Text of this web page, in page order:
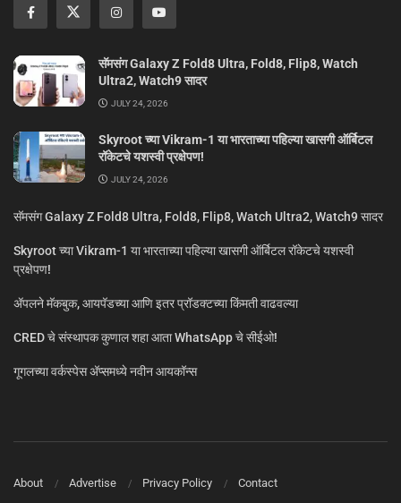
सॅमसंग Galaxy Z Fold8 Ultra, Fold8, Flip8, Watch
Ultra2, Watch9 सादर
JULY 24, 2026
Skyroot च्या Vikram-1 या भारताच्या पहिल्या खासगी ऑर्बिटल
रॉकेटचे यशस्वी प्रक्षेपण!
JULY 24, 2026
सॅमसंग Galaxy Z Fold8 Ultra, Fold8, Flip8, Watch Ultra2, Watch9 सादर
Skyroot च्या Vikram-1 या भारताच्या पहिल्या खासगी ऑर्बिटल रॉकेटचे यशस्वी
प्रक्षेपण!
ॲपलने मॅकबुक, आयपॅडच्या आणि इतर प्रॉडक्टच्या किंमती वाढवल्या
CRED चे संस्थापक कुणाल शहा आता WhatsApp चे सीईओ!
गूगलच्या वर्कस्पेस अ‍ॅप्समध्ये नवीन आयकॉन्स
About Advertise Privacy Policy Contact